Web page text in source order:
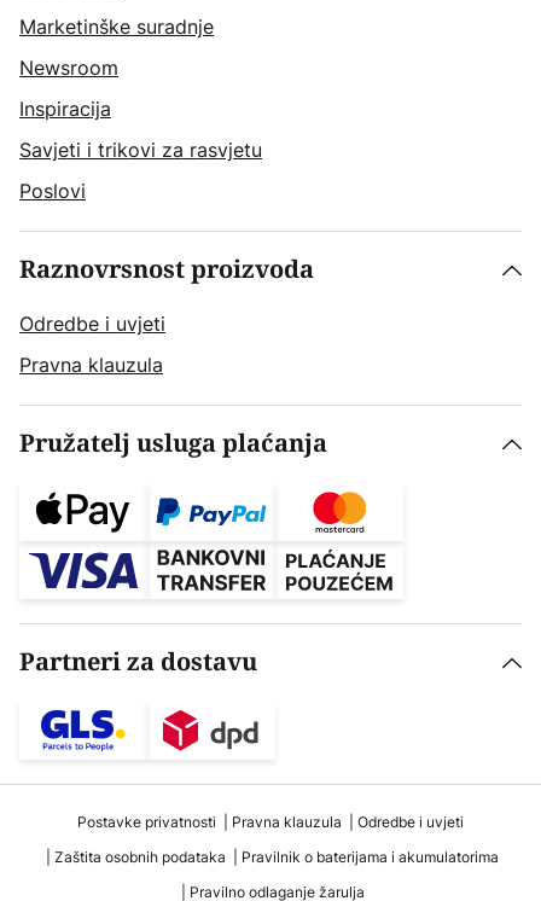
Marketinške suradnje
Newsroom
Inspiracija
Savjeti i trikovi za rasvjetu
Poslovi
Raznovrsnost proizvoda
Odredbe i uvjeti
Pravna klauzula
Pružatelj usluga plaćanja
Partneri za dostavu
Postavke privatnosti Pravna klauzula
Odredbe i uvjeti
Zaštita osobnih podataka
Pravilnik o baterijama i akumulatorima
Pravilno odlaganje žarulja